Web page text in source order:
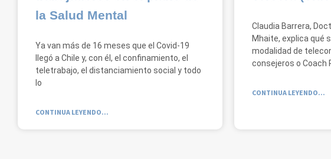
la Salud Mental
Ya van más de 16 meses que el Covid-19
llegó a Chile y, con él, el confinamiento, el
teletrabajo, el distanciamiento social y todo
lo
CONTINUA LEYENDO...
Claudia Barrera,
Mhaite, explica qué
modalidad de
consejeros o Coach
CONTINUA LEYENDO...